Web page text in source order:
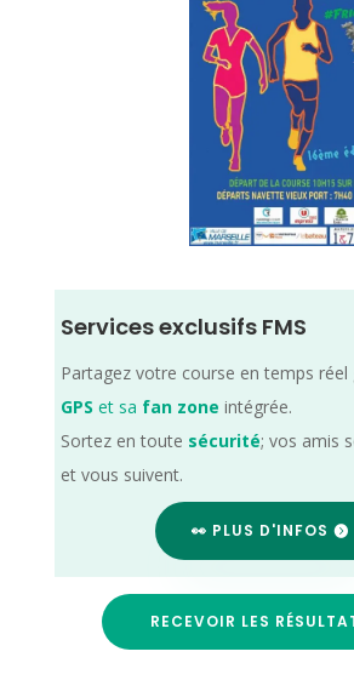
Services exclusifs FMS
Partagez votre course en temps réel
GPS et sa fan zone intégrée.
Sortez en toute sécurité; vos amis
et vous suivent.
👀 PLUS D'INFOS
RECEVOIR LES